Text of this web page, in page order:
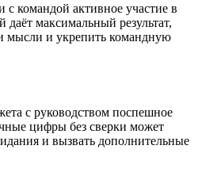
командой активное участие в
максимальный результат,
мысли и укрепить командную
с руководством поспешное
цифры без сверки может
и вызвать дополнительные